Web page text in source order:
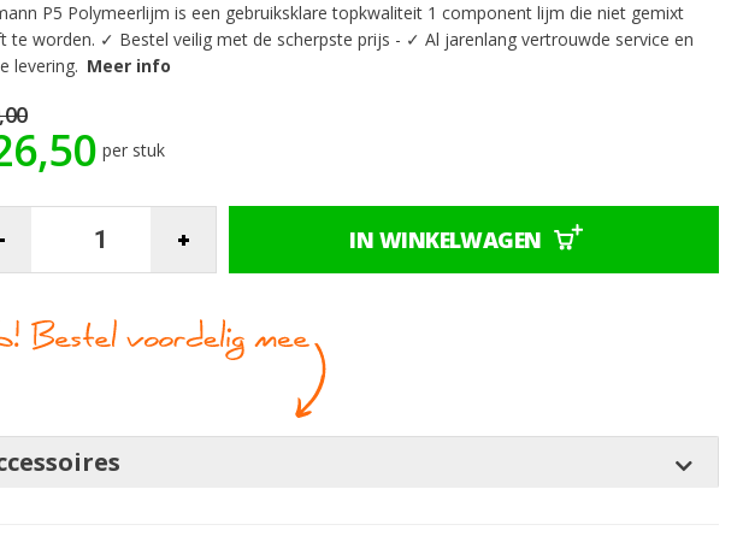
P5 Polymeerlijm is een gebruiksklare topkwaliteit 1 component lijm die niet gemixt
te worden. ✓ Bestel veilig met de scherpste prijs - ✓ Al jarenlang vertrouwde service en
levering. Meer info
per stuk
IN WINKELWAGEN